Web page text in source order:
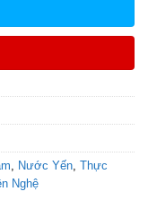
, Nước Yến, Thực
Nghệ